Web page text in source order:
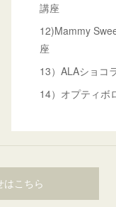
講座
12)Mammy
座
13）ALAショコ
14）オプティボ
はこちら